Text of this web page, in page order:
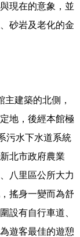
現在的意象，並
砂岩及老化的金
建築的北側，
地，後經本館極
污水下水道系統
北市政府農業
八里區公所大力
搖身一變而為舒
設有自行車道、
遊客最佳的遊憩